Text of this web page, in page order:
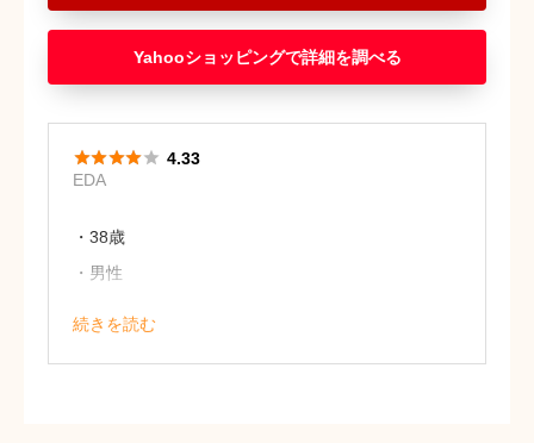
Yahooショッピング
・38歳
・男性
続きを読む
EDA
 4.33